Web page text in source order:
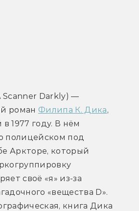
Scanner Darkly) —
роман Филипа К. Дика,
1977 году. В нём
полицейском под
Аркторе, который
своё «я» из-за
«вещества D».
книга Дика